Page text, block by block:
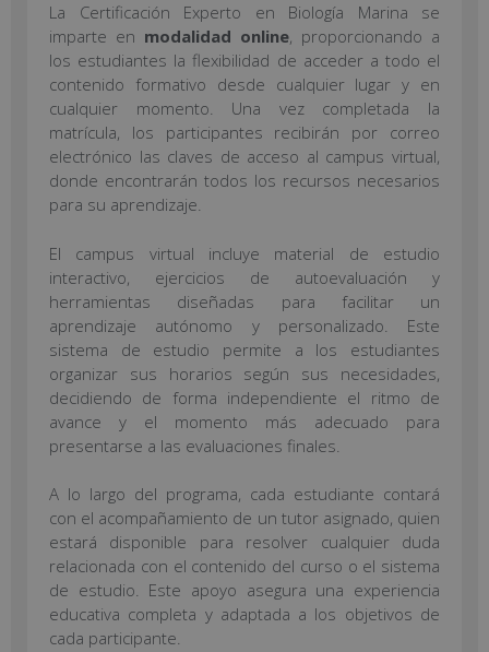
La Certificación Experto en Biología Marina se
imparte en modalidad online, proporcionando a
los estudiantes la flexibilidad de acceder a todo el
contenido formativo desde cualquier lugar y en
cualquier momento. Una vez completada la
matrícula, los participantes recibirán por correo
electrónico las claves de acceso al campus virtual,
donde encontrarán todos los recursos necesarios
para su aprendizaje.
El campus virtual incluye material de estudio
interactivo, ejercicios de autoevaluación y
herramientas diseñadas para facilitar un
aprendizaje autónomo y personalizado. Este
sistema de estudio permite a los estudiantes
organizar sus horarios según sus necesidades,
decidiendo de forma independiente el ritmo de
avance y el momento más adecuado para
presentarse a las evaluaciones finales.
A lo largo del programa, cada estudiante contará
con el acompañamiento de un tutor asignado, quien
estará disponible para resolver cualquier duda
relacionada con el contenido del curso o el sistema
de estudio. Este apoyo asegura una experiencia
educativa completa y adaptada a los objetivos de
cada participante.